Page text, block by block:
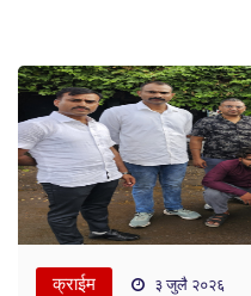
क्राईम ३ जुलै २०२६